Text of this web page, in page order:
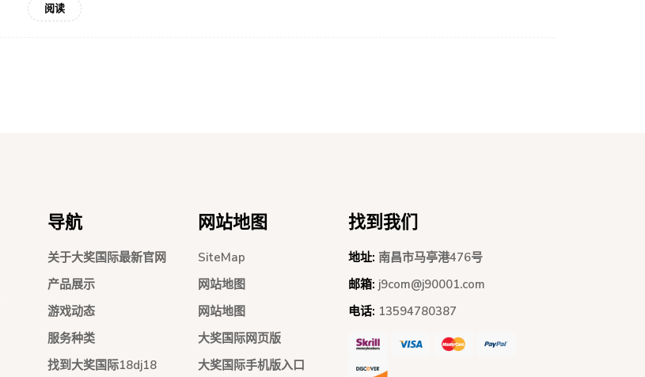
阅读
导航
关于大奖国际最新官网
产品展示
游戏动态
服务种类
找到大奖国际18dj18
网站地图
SiteMap
网站地图
网站地图
大奖国际网页版
大奖国际手机版入口
找到我们
地址: 南昌市马亭港476号
邮箱: j9com@j90001.com
电话: 13594780387